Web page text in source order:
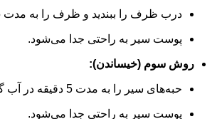
درب ظرف را ببندید و ظرف را به مدت 15-20 ثانیه به شدت تکان دهید.
پوست سیر به راحتی جدا می‌شود.
روش سوم (خیساندن):
حبه‌های سیر را به مدت 5 دقیقه در آب گرم خیس کنید.
پوست سیر به راحتی جدا می‌شود.